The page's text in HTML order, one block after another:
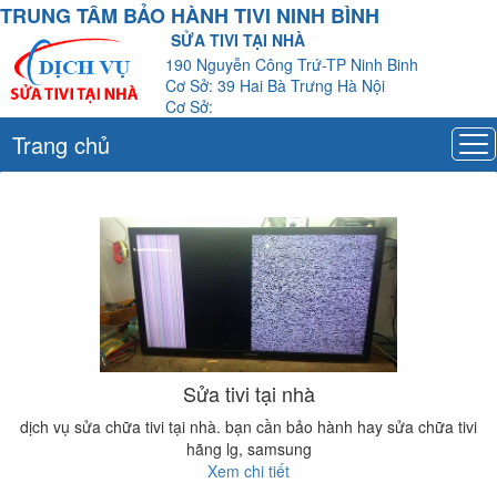
TRUNG TÂM BẢO HÀNH TIVI NINH BÌNH
SỬA TIVI TẠI NHÀ
190 Nguyễn Công Trứ-TP Ninh Binh
Cơ Sở: 39 Hai Bà Trưng Hà Nội
Cơ Sở:
Trang chủ
Sửa tivi tại nhà
dịch vụ sửa chữa tivi tại nhà. bạn cần bảo hành hay sửa chữa tivi
hãng lg, samsung
Xem chi tiết